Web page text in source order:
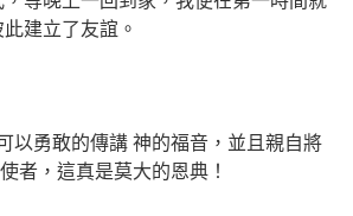
建立了友誼。
勇敢的傳講 神的福音，並且親自將
者，這真是莫大的恩典！